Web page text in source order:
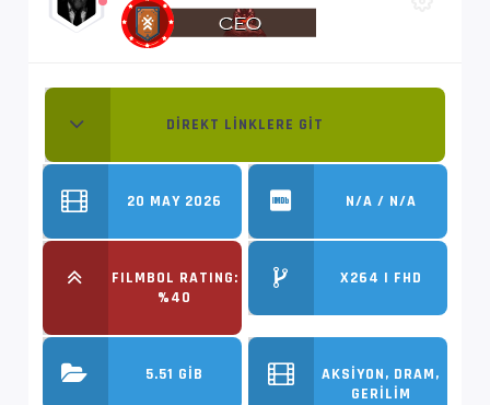
DIREKT LINKLERE GIT
20 MAY 2026 N/A / N/A
FILMBOL RATING:
%40
X264 | FHD
5.51 GIB
AKSIYON, DRAM,
GERILIM